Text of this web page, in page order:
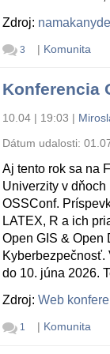
Zdroj:
3 | Komunita
Konferencia
10.04 | 19:03 |
Dátum udalosti:
Aj tento rok sa na
Univerzity v
OSSConf.
LATEX, R a ich
Open GIS & Open
Kyberbezpečnosť.
do 10. júna 2026.
Zdroj:Web
1 | Komunita